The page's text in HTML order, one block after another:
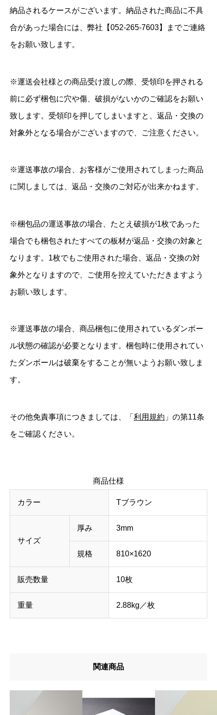
納品されるケースがございます。納品された商品に不具
合があった場合には、弊社【052-265-7603】までご連絡
をお願い致します。
※運送会社様との商品受け渡しの際、受領印を押される
前に必ず梱包に穴や傷、破損がないかのご確認をお願い
致します。受領印を押してしまいますと、返品・交換の
対象外となる場合がございますので、ご注意ください。
※運送事故の場合、お客様がご使用されてしまった商品
に関しましては、返品・交換のご対応が出来かねます。
※梱包品の運送事故の場合、たとえ破損が1枚であった
場合でも梱包されたすべての板材が返品・交換の対象と
なります。1枚でもご使用された場合、返品・交換の対
象外となりますので、ご使用を控えていただきますよう
お願い致します。
※運送事故の場合、商品梱包に使用されているダンボー
ル状態の確認が必要となります。梱包時に使用されてい
たダンボールは破棄をすることが無いようお願い致しま
す。
その他免責事項につきましては、「 利用規約 」の第11条
をご確認ください。
商品仕様
カラー Tブラウン
サイズ
厚み 3mm
規格 810×1620
販売数量 10枚
重量 2.88kg／枚
関連商品